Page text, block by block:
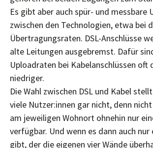
Es gibt aber auch spür- und messbare
zwischen den Technologien, etwa bei
Übertragungsraten. DSL-Anschlüsse
alte Leitungen ausgebremst. Dafür
Uploadraten bei Kabelanschlüssen oft
niedriger.
Die Wahl zwischen DSL und Kabel
viele Nutzer:innen gar nicht, denn
am jeweiligen Wohnort ohnehin nur
verfügbar. Und wenn es dann auch nur
gibt, der die eigenen vier Wände